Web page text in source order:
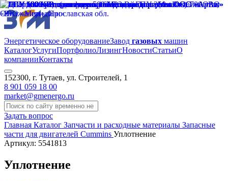
Энергетическое оборудованиеЗавод газовых машин
КаталогУслугиПортфолиоЛизингНовостиСтатьиО
компанииКонтакты
152300, г. Тутаев, ул. Строителей, 1
8 901 059 18 00
market@gmenergo.ru
Задать вопрос
Главная Каталог Запчасти и расходные материалы Запасные
части для двигателей Cummins Уплотнение
Артикул: 5541813
Уплотнение